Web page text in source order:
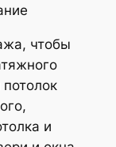
чтобы
и